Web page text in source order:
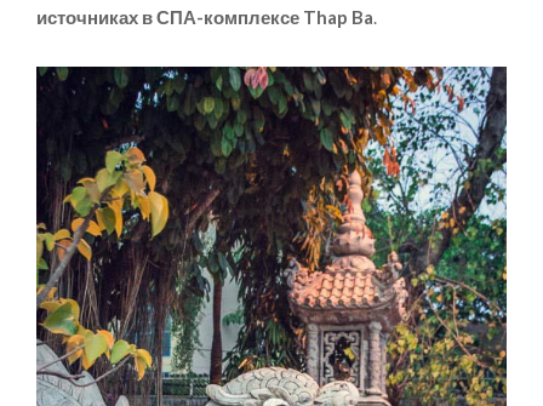
источниках в СПА-комплексе Thap Ba.